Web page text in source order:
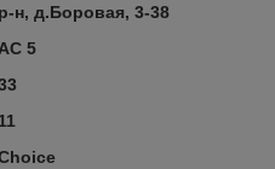
р-н, д.Боровая, 3-38
AC 5
11